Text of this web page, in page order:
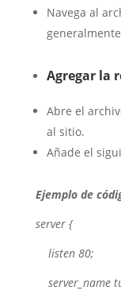
Navega al
Agregar la
Abre el
al sitio.
Añade el
Ejemplo de
server {
listen 80;
server_name